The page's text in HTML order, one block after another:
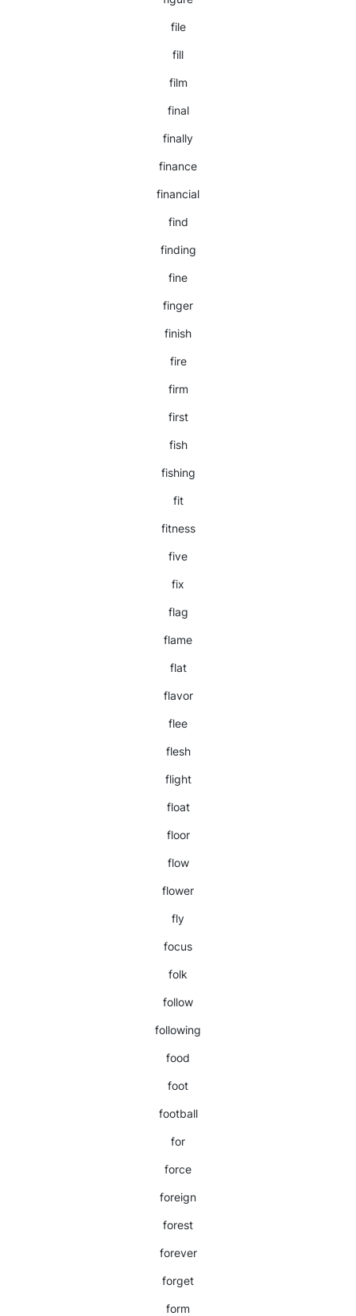
file
fill
film
final
finally
finance
financial
find
finding
fine
finger
finish
fire
firm
first
fish
fishing
fit
fitness
five
fix
flag
flame
flat
flavor
flee
flesh
flight
float
floor
flow
flower
fly
focus
folk
follow
following
food
foot
football
for
force
foreign
forest
forever
forget
form